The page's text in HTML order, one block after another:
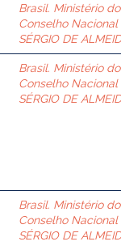
Brasil. Ministério
Conselho
SÉRGIO DE
Brasil. Ministério
Conselho
SÉRGIO DE
Brasil. Ministério
Conselho
SÉRGIO DE